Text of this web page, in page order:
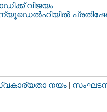
വിജയം
ന്യൂഡെല്‍ഹിയില്‍
നയം |